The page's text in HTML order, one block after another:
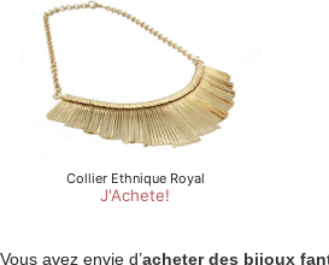
Vous avez envie d’acheter des bijoux